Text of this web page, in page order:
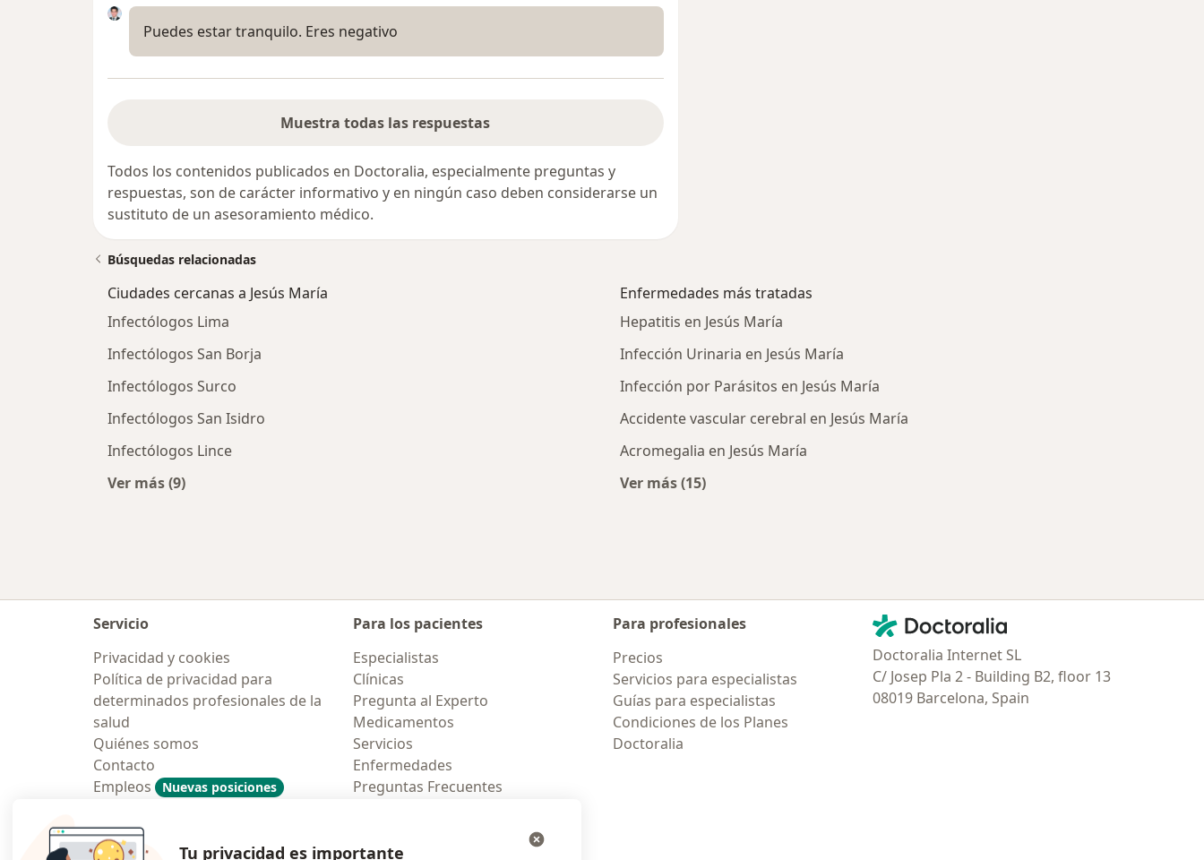
Puedes estar tranquilo. Eres negativo
Muestra todas las respuestas
Todos los contenidos publicados en Doctoralia, especialmente preguntas y
respuestas, son de carácter informativo y en ningún caso deben considerarse un
sustituto de un asesoramiento médico.
Búsquedas relacionadas
Ciudades cercanas a Jesús María
Infectólogos Lima
Infectólogos San Borja
Infectólogos Surco
Infectólogos San Isidro
Infectólogos Lince
Ver más (9)
Enfermedades más tratadas
Hepatitis en Jesús María
Infección Urinaria en Jesús María
Infección por Parásitos en Jesús María
Accidente vascular cerebral en Jesús María
Acromegalia en Jesús María
Ver más (15)
Servicio
Privacidad y cookies
Política de privacidad para
determinados profesionales de la
salud
Quiénes somos
Contacto
Empleos
Nuevas posiciones
Contratación
Para los pacientes
Especialistas
Clínicas
Pregunta al Experto
Medicamentos
Servicios
Enfermedades
Preguntas Frecuentes
Para profesionales
Precios
Servicios para especialistas
Guías para especialistas
Condiciones de los Planes
Doctoralia
Contacto
Doctoralia - Página de inicio
Doctoralia Internet SL
C/ Josep Pla 2 - Building B2, floor 13
08019 Barcelona, Spain
Tu privacidad es importante